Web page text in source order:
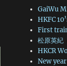
GaiWu
HKFC
First
松原英紀
HKCR
New